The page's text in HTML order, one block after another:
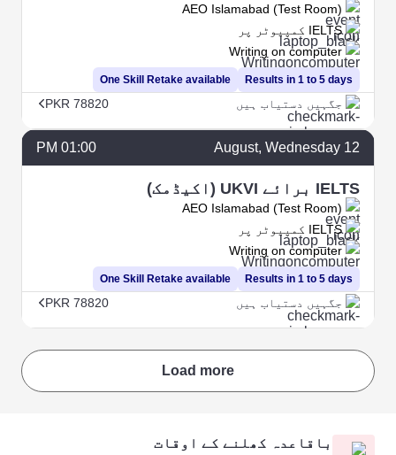
AEO Islamabad (Test Room)
Results in 1 to 5 days
IELTS کمپیوٹر پر
Writing on computer
One Skill Retake available
جگہیں دستیاب ہیں PKR 78820
12
August, Wednesday
01:00 PM
IELTS برائے UKVI (اکیڈمک)
AEO Islamabad (Test Room)
Results in 1 to 5 days
IELTS کمپیوٹر پر
Writing on computer
One Skill Retake available
جگہیں دستیاب ہیں PKR 78820
Load more
باقاعدہ کھلنے کے اوقات